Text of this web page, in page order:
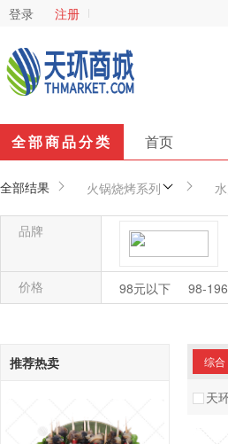
登录 注册
全部商品分类 首页
全部结果 火锅烧烤系列
品牌
海霸王
价格 98元以下 98-
推荐热卖 综合
天